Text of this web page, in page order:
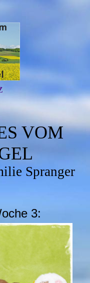
VOM
Spranger
3: